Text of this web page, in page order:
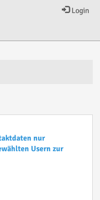
Login
nur
Usern zur